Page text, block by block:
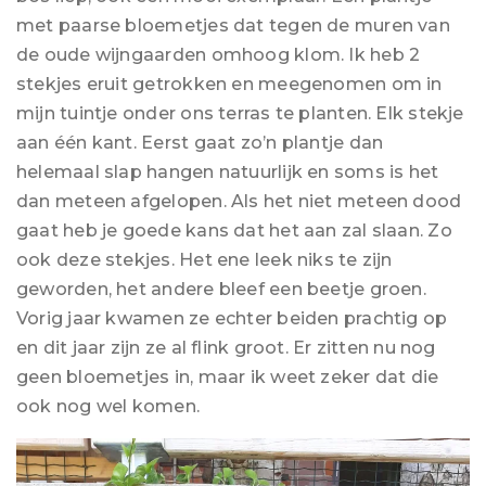
met paarse bloemetjes dat tegen de muren van
de oude wijngaarden omhoog klom. Ik heb 2
stekjes eruit getrokken en meegenomen om in
mijn tuintje onder ons terras te planten. Elk stekje
aan één kant. Eerst gaat zo’n plantje dan
helemaal slap hangen natuurlijk en soms is het
dan meteen afgelopen. Als het niet meteen dood
gaat heb je goede kans dat het aan zal slaan. Zo
ook deze stekjes. Het ene leek niks te zijn
geworden, het andere bleef een beetje groen.
Vorig jaar kwamen ze echter beiden prachtig op
en dit jaar zijn ze al flink groot. Er zitten nu nog
geen bloemetjes in, maar ik weet zeker dat die
ook nog wel komen.